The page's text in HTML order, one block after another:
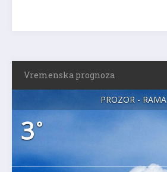
Vremenska prognoza
PROZOR - RAMA
3°